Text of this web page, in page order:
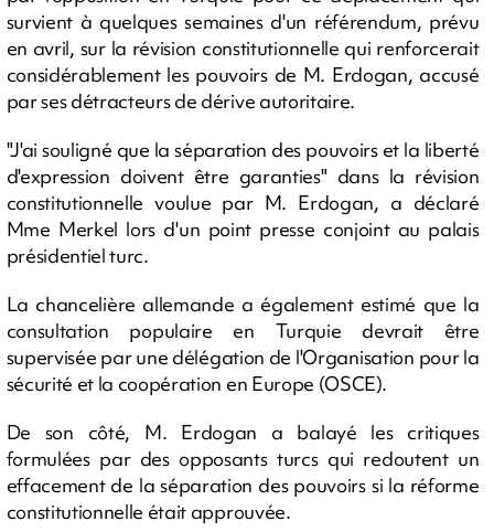
survient à quelques semaines d'un référendum, prévu
en avril, sur la révision constitutionnelle qui renforcerait
considérablement les pouvoirs de M. Erdogan, accusé
par ses détracteurs de dérive autoritaire.
"J'ai souligné que la séparation des pouvoirs et la liberté
d'expression doivent être garanties" dans la révision
constitutionnelle voulue par M. Erdogan, a déclaré
Mme Merkel lors d'un point presse conjoint au palais
présidentiel turc.
La chancelière allemande a également estimé que la
consultation populaire en Turquie devrait être
supervisée par une délégation de l'Organisation pour la
sécurité et la coopération en Europe (OSCE).
De son côté, M. Erdogan a balayé les critiques
formulées par des opposants turcs qui redoutent un
effacement de la séparation des pouvoirs si la réforme
constitutionnelle était approuvée.